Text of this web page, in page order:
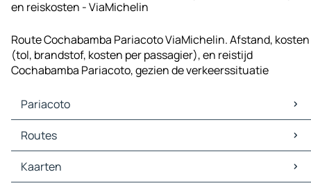
en reiskosten - ViaMichelin
Route Cochabamba Pariacoto ViaMichelin. Afstand, kosten
(tol, brandstof, kosten per passagier), en reistijd
Cochabamba Pariacoto, gezien de verkeerssituatie
Pariacoto
Pariacoto Kaarten
Pariacoto Verkeer
Pariacoto Hotels
Pariacoto Restaurants
Routes
Routes Pariacoto - Yaután
Routes Pariacoto - Cochabamba
Kaarten